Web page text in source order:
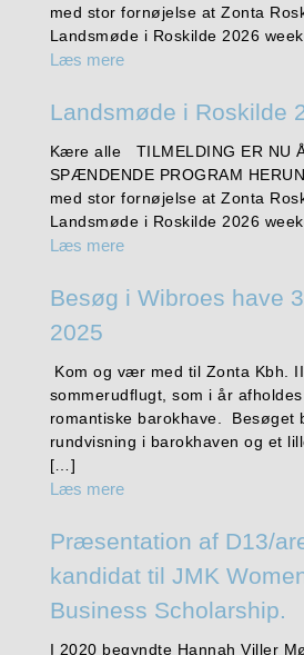
med stor fornøjelse at Zonta
Landsmøde i Roskilde 2026
Læs mere
Landsmøde i Roskilde
Kære alle TILMELDING ER NU
SPÆNDENDE PROGRAM
med stor fornøjelse at Zonta
Landsmøde i Roskilde 2026
Læs mere
Besøg i Wibroes have
2025
Kom og vær med til Zonta Kbh.
sommerudflugt, som i år
romantiske barokhave. Besøget
rundvisning i barokhaven og et
[…]
Læs mere
Præsentation af D13/
kandidat til JMK
Business Scholarship.
I 2020 begyndte Hannah Viller